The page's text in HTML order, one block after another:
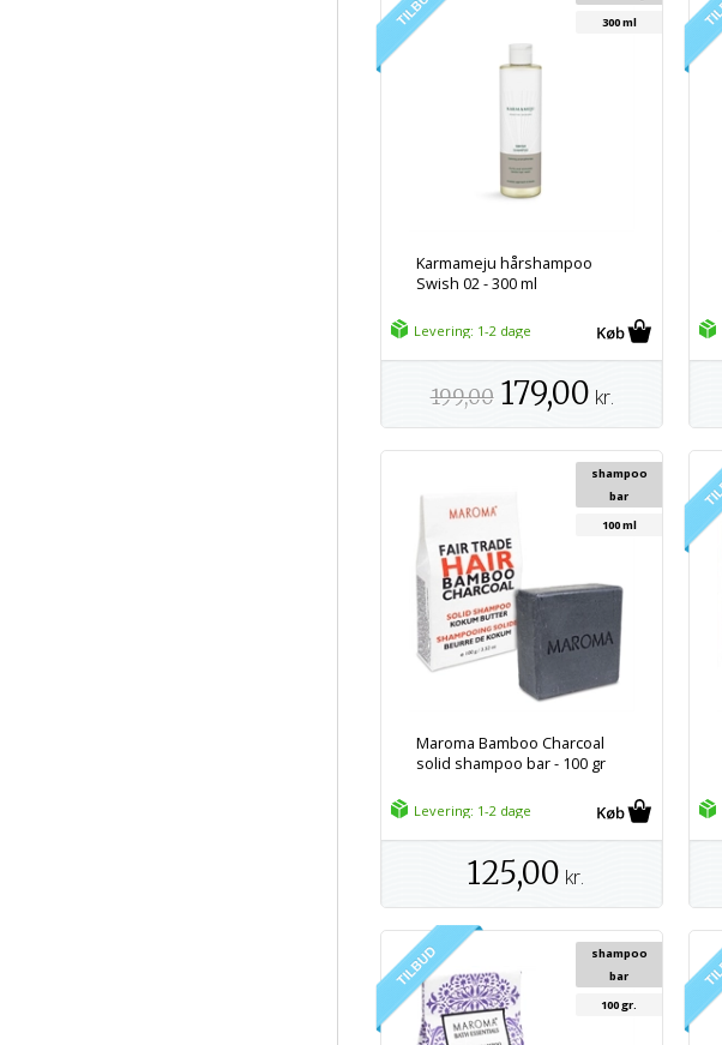
Karmameju hårshampoo
Swish 02 - 300 ml
300 ml
Levering: 1-2 dage
199,00 179,00 kr.
Maroma Bamboo Charcoal
solid shampoo bar - 100 gr
shampoo
bar
100 ml
Levering: 1-2 dage
125,00 kr.
shampoo
bar
100 gr.